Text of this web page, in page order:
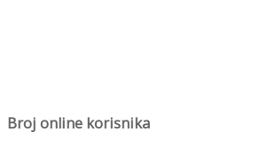
Broj online korisnika